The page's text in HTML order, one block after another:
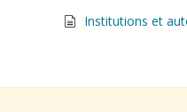
Institutions et